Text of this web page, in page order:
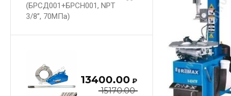
(БРСД001+БРСН001, NPT
3/8’’, 70МПа)
15170.00
13400.00 ₽